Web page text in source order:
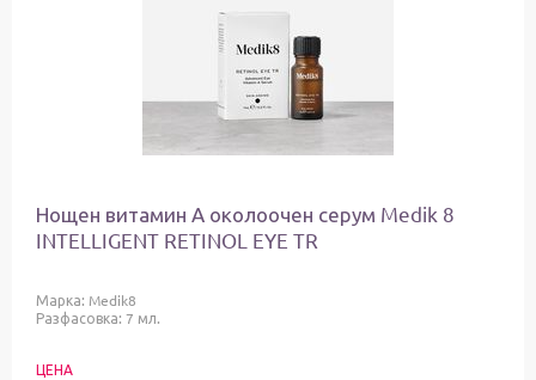
Нощен витамин А околоочен серум Medik 8
INTELLIGENT RETINOL EYE TR
Марка: Medik8
Разфасовка: 7 мл.
ЦЕНА